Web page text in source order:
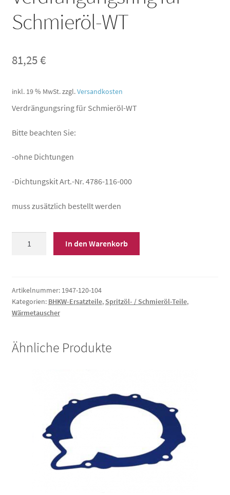
Schmieröl-WT
81,25€
inkl. 19 % MwSt.zzgl.Versandkosten
Verdrängungsring für Schmieröl-WT
Bitte beachten Sie:
-ohne Dichtungen
-Dichtungskit Art.-Nr. 4786-116-000
muss zusätzlich bestellt werden
Menge
In den Warenkorb
Artikelnummer: 1947-120-104
Kategorien: BHKW-Ersatzteile, Spritzöl- / Schmieröl-Teile,
Wärmetauscher
Ähnliche Produkte